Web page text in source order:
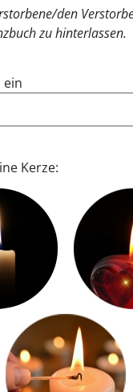
den
zu hinterlassen.
ein
Kerze: